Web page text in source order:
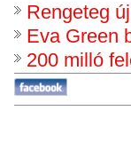
Rengeteg
Eva Green
200 milló